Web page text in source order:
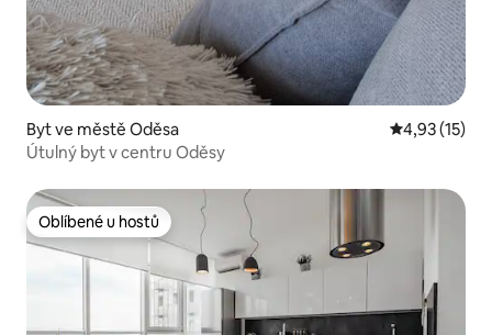
Byt ve městě Oděsa Průměrné
4,93 (15)
Útulný byt v centru Oděsy
Oblíbené u hostů
Oblíbené u hostů